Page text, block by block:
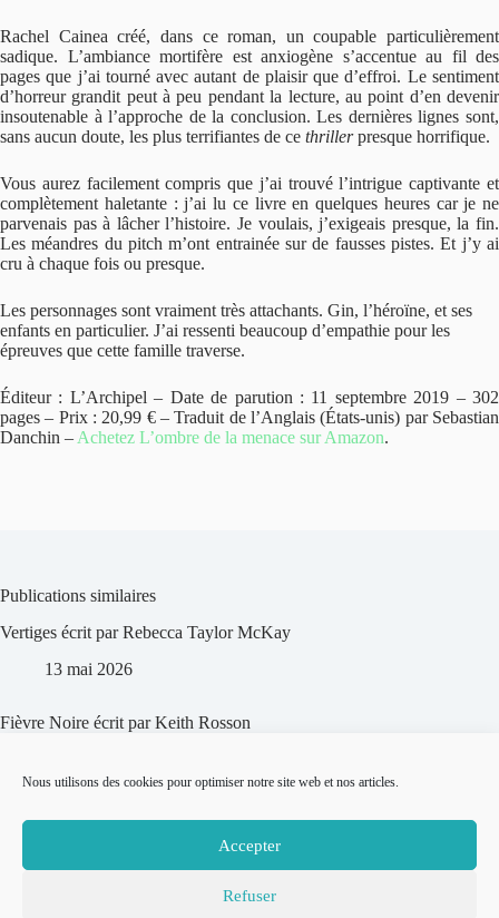
Nous utilisons des cookies pour optimiser notre site web et nos articles.
Accepter
Refuser
Rachel Cainea créé, dans ce roman, un coupable particulièrement
sadique. L’ambiance mortifère est anxiogène s’accentue au fil des
pages que j’ai tourné avec autant de plaisir que d’effroi. Le sentiment
d’horreur grandit peut à peu pendant la lecture, au point d’en devenir
insoutenable à l’approche de la conclusion. Les dernières lignes sont,
sans aucun doute, les plus terrifiantes de ce thrillerpresque horrifique.
Vous aurez facilement compris que j’ai trouvé l’intrigue captivante et
complètement haletante : j’ai lu ce livre en quelques heures car je ne
parvenais pas à lâcher l’histoire. Je voulais, j’exigeais presque, la fin.
Les méandres du pitch m’ont entrainée sur de fausses pistes. Et j’y ai
cru à chaque fois ou presque.
Les personnages sont vraiment très attachants. Gin, l’héroïne, et ses
enfants en particulier. J’ai ressenti beaucoup d’empathie pour les
épreuves que cette famille traverse.
Éditeur : L’Archipel – Date de parution : 11 septembre 2019 – 302
pages – Prix : 20,99 € – Traduit de l’Anglais (États-unis) par Sebastian
Danchin – Achetez L’ombre de la menace sur Amazon.
Publications similaires
Vertiges écrit par Rebecca Taylor McKay
13 mai 2026
Fièvre Noire écrit par Keith Rosson